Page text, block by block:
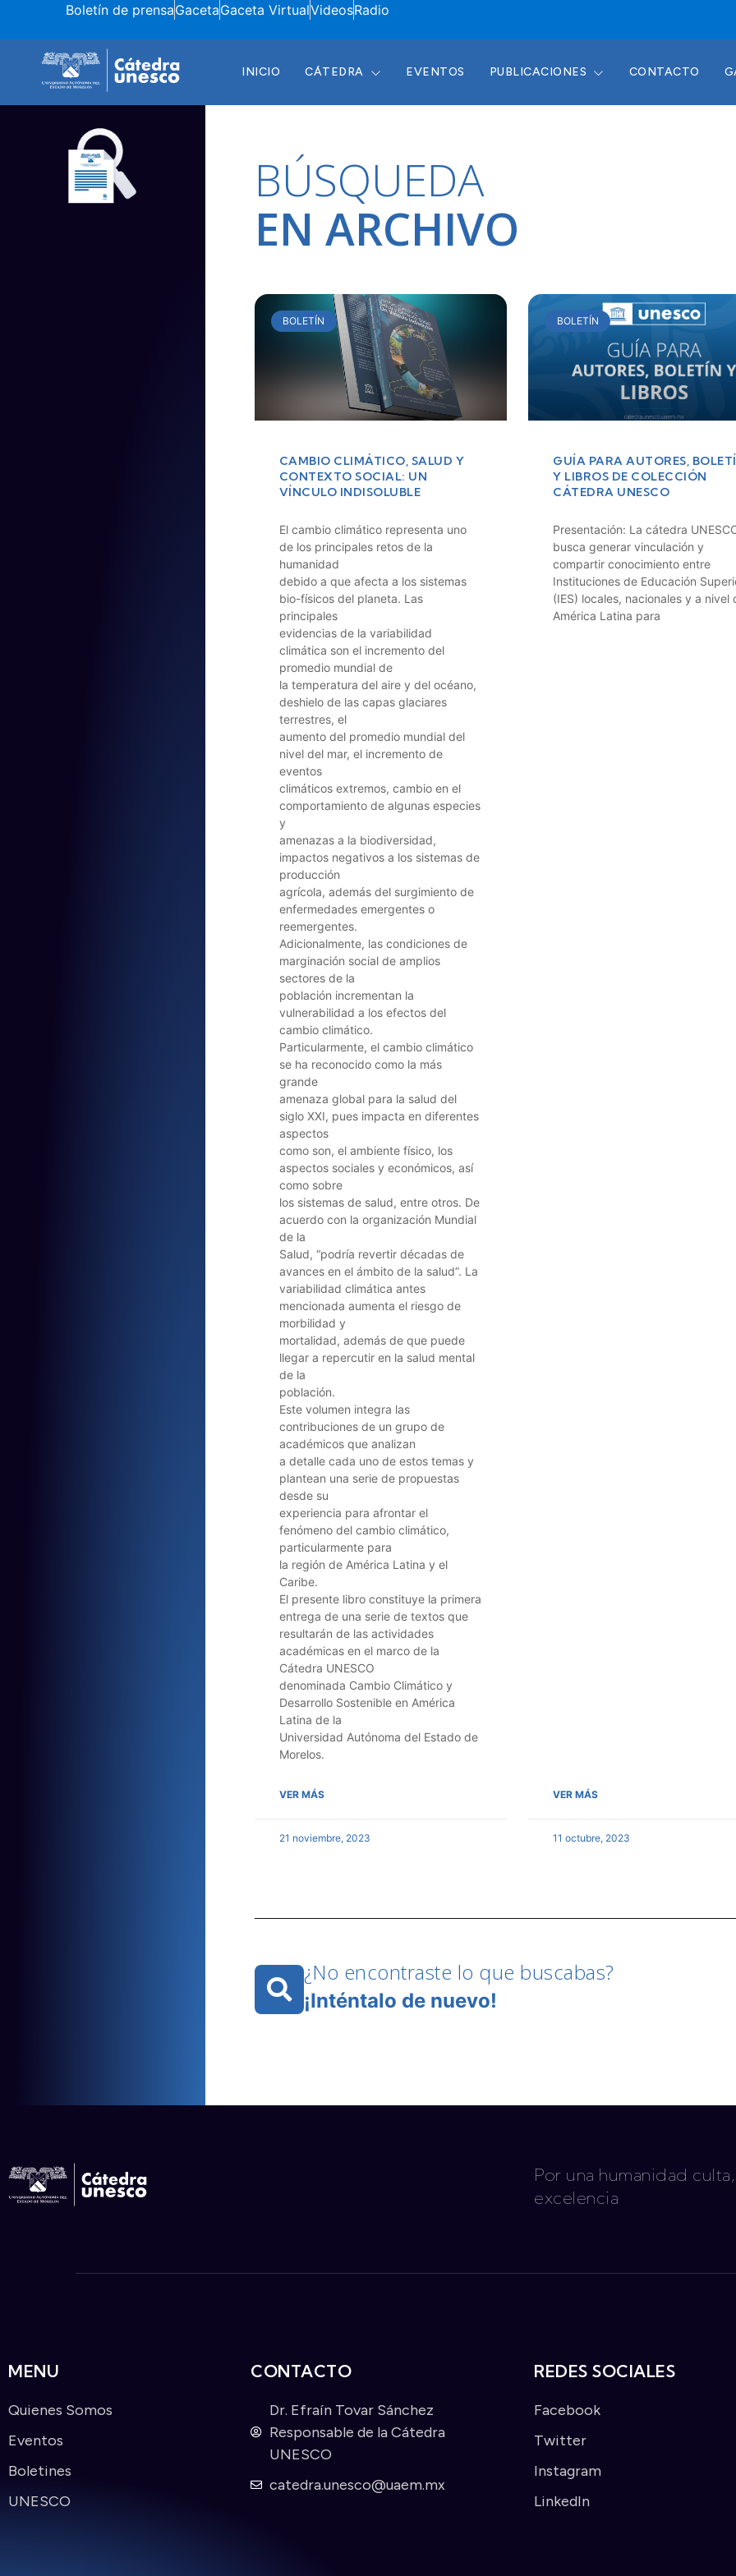
Boletín de prensaGacetaGaceta VirtualVideosRadio
INICIO CÁTEDRA EVENTOS PUBLICACIONES CONTACTO
BÚSQUEDA
EN ARCHIVO
BOLETÍN
CAMBIO CLIMÁTICO, SALUD Y
CONTEXTO SOCIAL: UN
VÍNCULO INDISOLUBLE
El cambio climático representa uno
de los principales retos de la
humanidad
debido a que afecta a los sistemas
bio-físicos del planeta. Las
principales
evidencias de la variabilidad
climática son el incremento del
promedio mundial de
la temperatura del aire y del océano,
deshielo de las capas glaciares
terrestres, el
aumento del promedio mundial del
nivel del mar, el incremento de
eventos
climáticos extremos, cambio en el
comportamiento de algunas especies
y
amenazas a la biodiversidad,
impactos negativos a los sistemas de
producción
agrícola, además del surgimiento de
enfermedades emergentes o
reemergentes.
Adicionalmente, las condiciones de
marginación social de amplios
sectores de la
población incrementan la
vulnerabilidad a los efectos del
cambio climático.
Particularmente, el cambio climático
se ha reconocido como la más
grande
amenaza global para la salud del
siglo XXI, pues impacta en diferentes
aspectos
como son, el ambiente físico, los
aspectos sociales y económicos, así
como sobre
los sistemas de salud, entre otros. De
acuerdo con la organización Mundial
de la
Salud, “podría revertir décadas de
avances en el ámbito de la salud”. La
variabilidad climática antes
mencionada aumenta el riesgo de
morbilidad y
mortalidad, además de que puede
llegar a repercutir en la salud mental
de la
población.
Este volumen integra las
contribuciones de un grupo de
académicos que analizan
a detalle cada uno de estos temas y
plantean una serie de propuestas
desde su
experiencia para afrontar el
fenómeno del cambio climático,
particularmente para
la región de América Latina y el
Caribe.
El presente libro constituye la primera
entrega de una serie de textos que
resultarán de las actividades
académicas en el marco de la
Cátedra UNESCO
denominada Cambio Climático y
Desarrollo Sostenible en América
Latina de la
Universidad Autónoma del Estado de
Morelos.
VER MÁS
21 noviembre, 2023
BOLETÍN
GUÍA PARA AUTORES,
Y LIBROS DE COLECCIÓN
CÁTEDRA UNESCO
Presentación: La cátedra
busca generar vinculación y
compartir conocimiento entre
Instituciones de Educación
(IES) locales, nacionales y a nivel
América Latina para
VER MÁS
11 octubre, 2023
¿No encontraste lo que buscabas?​
¡Inténtalo de nuevo!​
Por una humanidad
excelencia
MENU
Quienes Somos
Eventos
Boletines
UNESCO
CONTACTO
Dr. Efraín Tovar Sánchez
Responsable de la Cátedra
UNESCO
catedra.unesco@uaem.mx
REDES SOCIALES
Facebook
Twitter
Instagram
LinkedIn